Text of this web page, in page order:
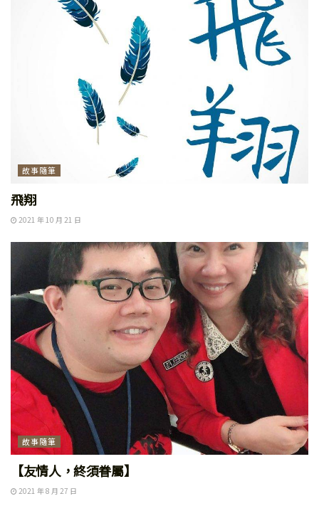
故事隨筆
飛翔
2021 年 10 月 21 日
故事隨筆
【友情人，終須眷屬】
2021 年 8 月 27 日